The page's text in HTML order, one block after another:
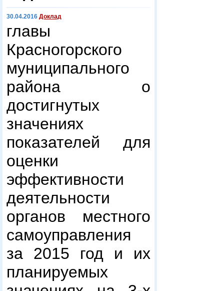
30.04.2016 Доклад
главы
Красногорского
муниципального
района о
достигнутых
значениях
показателей для
оценки
эффективности
деятельности
органов местного
самоуправления
за 2015 год и их
планируемых